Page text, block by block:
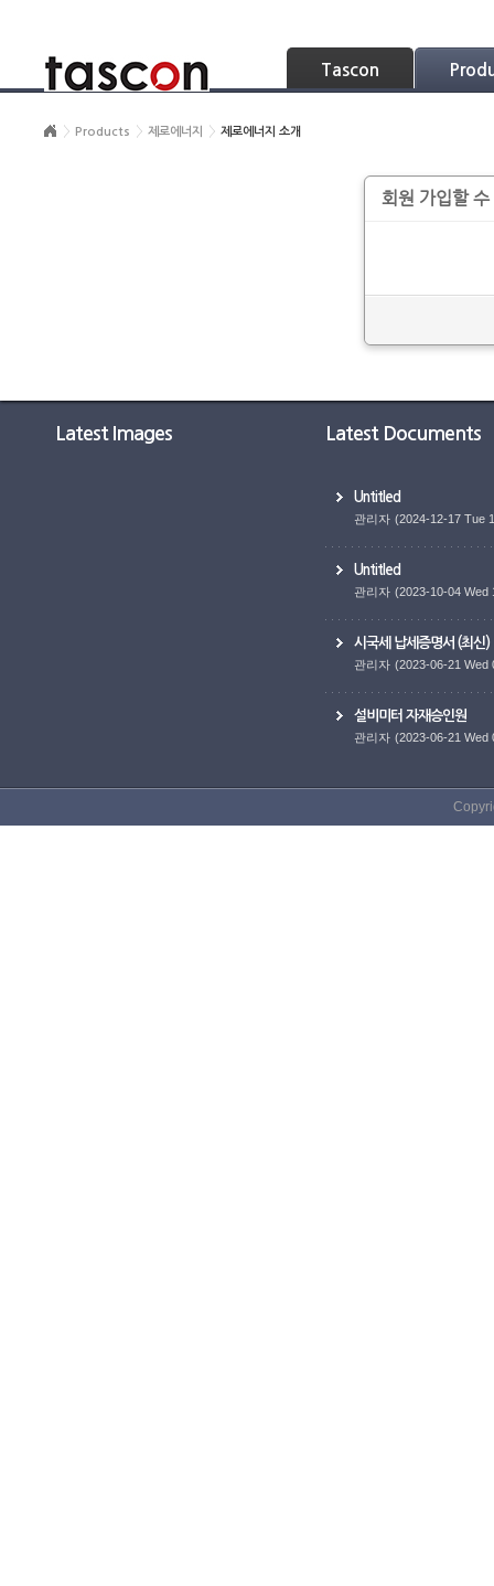
Tascon
Products 제로에너지 제로에너지 소개
회원 가입할
Latest Images Latest Documents
Untitled
관리자 (2024-12-17 Tue
Untitled
관리자 (2023-10-04 Wed
시국세 납세증명서 (최신)
관리자 (2023-06-21 Wed
설비미터 자재승인원
관리자 (2023-06-21 Wed